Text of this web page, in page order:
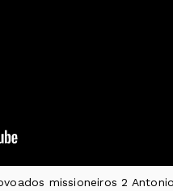
missioneiros 2